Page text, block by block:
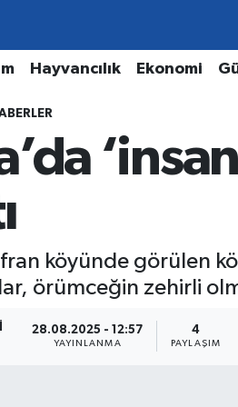
Hayvancılık Ekonomi
köyünde görülen
örümceğin zehirli
28.08.2025 - 12:57
YAYINLANMA
4
PAYLAŞIM
Fikstür